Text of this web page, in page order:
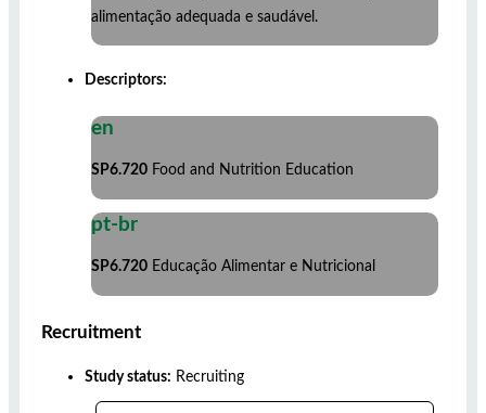
alimentação adequada e saudável.
Descriptors:
en
SP6.720 Food and Nutrition Education
pt-br
SP6.720 Educação Alimentar e Nutricional
Recruitment
Study status: Recruiting